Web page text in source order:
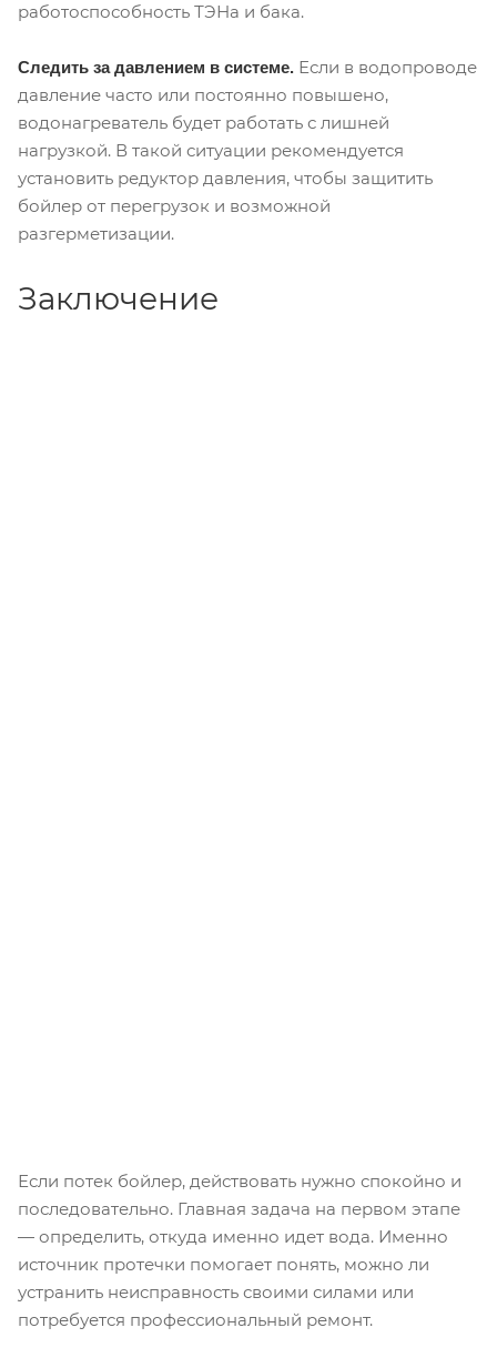
работоспособность ТЭНа и бака.
Следить за давлением в системе. Если в водопроводе
давление часто или постоянно повышено,
водонагреватель будет работать с лишней
нагрузкой. В такой ситуации рекомендуется
установить редуктор давления, чтобы защитить
бойлер от перегрузок и возможной
разгерметизации.
Заключение
Если потек бойлер, действовать нужно спокойно и
последовательно. Главная задача на первом этапе
— определить, откуда именно идет вода. Именно
источник протечки помогает понять, можно ли
устранить неисправность своими силами или
потребуется профессиональный ремонт.